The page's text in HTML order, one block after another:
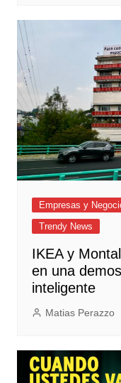
Empresas y
Trendy News
IKEA y
en una
inteligente
Matias Perazzo